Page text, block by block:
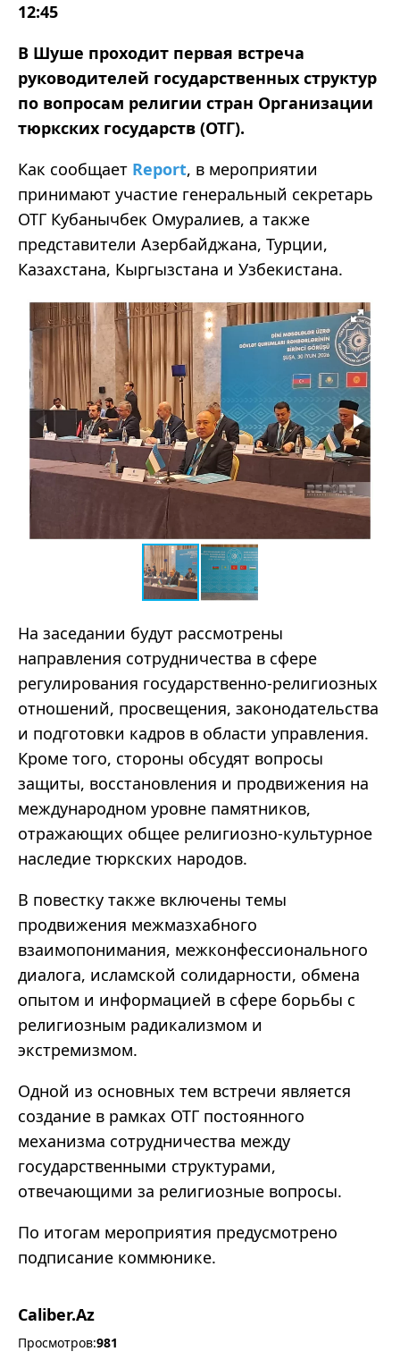
12:45
В Шуше проходит первая встреча
руководителей государственных структур
по вопросам религии стран Организации
тюркских государств (ОТГ).
Как сообщает Report, в мероприятии
принимают участие генеральный секретарь
ОТГ Кубанычбек Омуралиев, а также
представители Азербайджана, Турции,
Казахстана, Кыргызстана и Узбекистана.
На заседании будут рассмотрены
направления сотрудничества в сфере
регулирования государственно-религиозных
отношений, просвещения, законодательства
и подготовки кадров в области управления.
Кроме того, стороны обсудят вопросы
защиты, восстановления и продвижения на
международном уровне памятников,
отражающих общее религиозно-культурное
наследие тюркских народов.
В повестку также включены темы
продвижения межмазхабного
взаимопонимания, межконфессионального
диалога, исламской солидарности, обмена
опытом и информацией в сфере борьбы с
религиозным радикализмом и
экстремизмом.
Одной из основных тем встречи является
создание в рамках ОТГ постоянного
механизма сотрудничества между
государственными структурами,
отвечающими за религиозные вопросы.
По итогам мероприятия предусмотрено
подписание коммюнике.
Caliber.Az
Просмотров:981